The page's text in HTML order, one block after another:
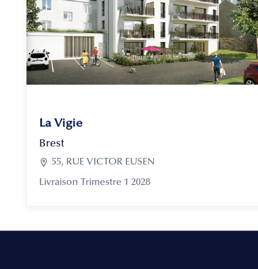
La Vigie
Brest
 55, RUE VICTOR EUSEN
Livraison Trimestre 1 2028